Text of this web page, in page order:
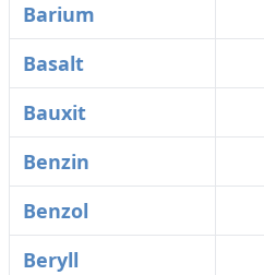
Barium
Basalt
Bauxit
Benzin
Benzol
Beryll